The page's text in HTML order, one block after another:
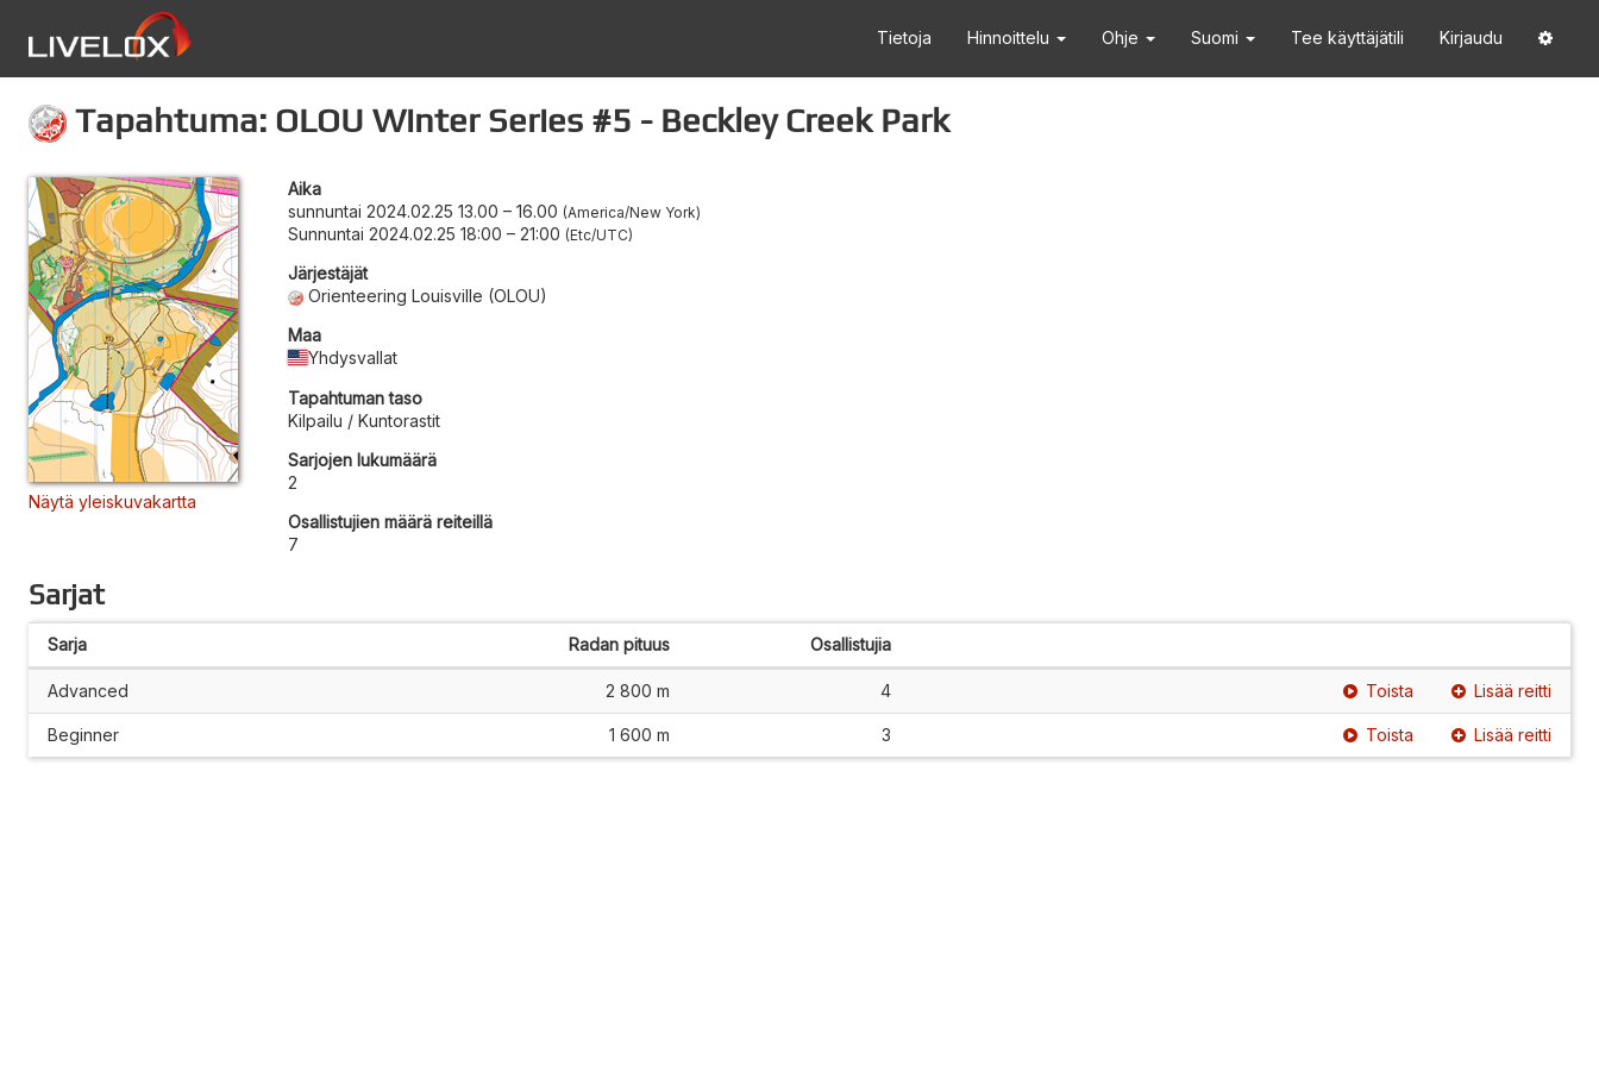
Tietoja Hinnoittelu Ohje Suomi Tee käyttäjätili Kirjaudu
Tapahtuma: OLOU Winter Series #5 - Beckley Creek Park
Näytä yleiskuvakartta
Aika
sunnuntai 2024.02.25 13.00 – 16.00 America/New York
Sunnuntai 2024.02.25 18:00 – 21:00 Etc/UTC
Järjestäjät
Orienteering Louisville (OLOU)
Maa
Yhdysvallat
Tapahtuman taso
Kilpailu / Kuntorastit
Sarjojen lukumäärä
2
Osallistujien määrä reiteillä
7
Sarjat
Sarja Radan pituus Osallistujia
Advanced 2 800 m 4 Toista Lisää reitti
Beginner 1 600 m 3 Toista Lisää reitti